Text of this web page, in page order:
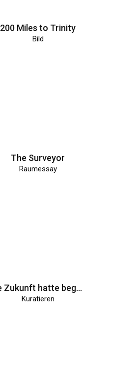
200 Miles to Trinity
Bild
The Surveyor
Raumessay
Die Zukunft hatte begonnen
Kuratieren